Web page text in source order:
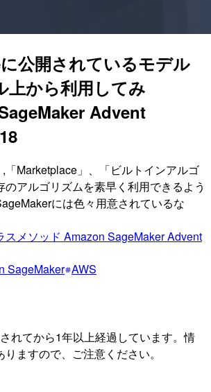
公開されているモデル
上から利用してみ
Advent
,「Marketplace」、「ビルトインアルゴ
のアルゴリズムを素早く利用できるよう
には色々用意されているな
スメソッド Amazon SageMaker Advent
SageMaker AWS
れてから1年以上経過しています。情
ますので、ご注意ください。